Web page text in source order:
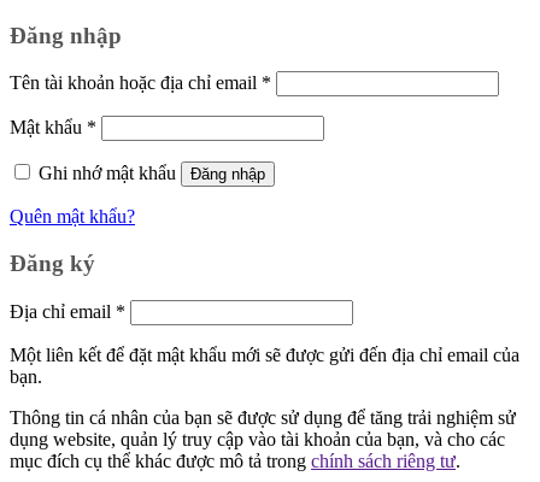
Đăng nhập
Tên tài khoản hoặc địa chỉ email *
buộc
Mật khẩu *
buộc
Ghi nhớ mật khẩu
Đăng nhập
Quên mật khẩu?
Đăng ký
Địa chỉ email *
buộc
Một liên kết để đặt mật khẩu mới sẽ được gửi đến địa chỉ email của
bạn.
Thông tin cá nhân của bạn sẽ được sử dụng để tăng trải nghiệm sử
dụng website, quản lý truy cập vào tài khoản của bạn, và cho các
mục đích cụ thể khác được mô tả trong chính sách riêng tư.